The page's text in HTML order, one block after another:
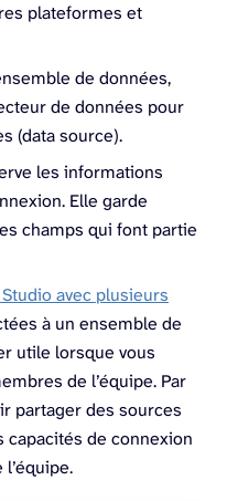
plateformes et
de données,
de données pour
(data source).
les informations
Elle garde
champs qui font partie
avec plusieurs
à un ensemble de
utile lorsque vous
de l’équipe. Par
partager des sources
de connexion